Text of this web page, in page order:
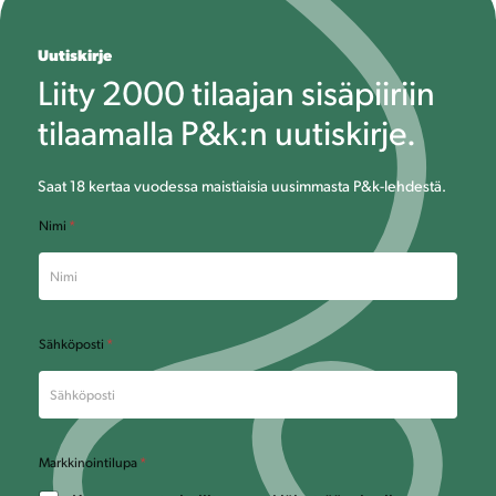
Uutiskirje
Liity 2000 tilaajan sisäpiiriin
tilaamalla P&k:n uutiskirje.
Saat 18 kertaa vuodessa maistiaisia uusimmasta P&k-lehdestä.
i
m
k
n
i
Nimi *
Sähköposti *
Markkinointilupa*